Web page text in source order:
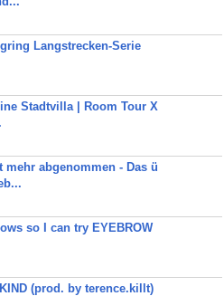
Langstrecken-Serie
Stadtvilla | Room Tour X
mehr abgenommen - Das ü
so I can try EYEBROW
(prod. by terence.killt)